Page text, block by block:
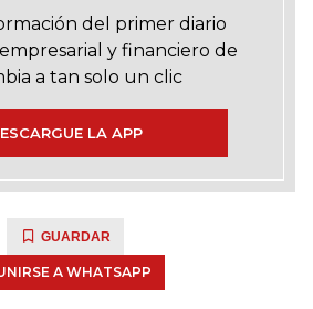
del primer diario
y financiero de
a tan solo un clic
LA APP
GUARDAR
A WHATSAPP